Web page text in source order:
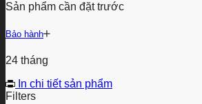
Sản phẩm cần đặt trước
Bảo hành
24 tháng
In chi tiết sản phẩm
Filters